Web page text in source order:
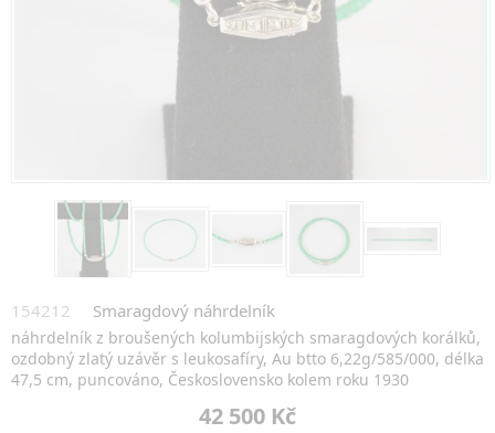
154212 Smaragdový náhrdelník
náhrdelník z broušených kolumbijských smaragdových korálků,
ozdobný zlatý uzávěr s leukosafíry, Au btto 6,22g/585/000, délka
47,5 cm, puncováno, Československo kolem roku 1930
42 500 Kč